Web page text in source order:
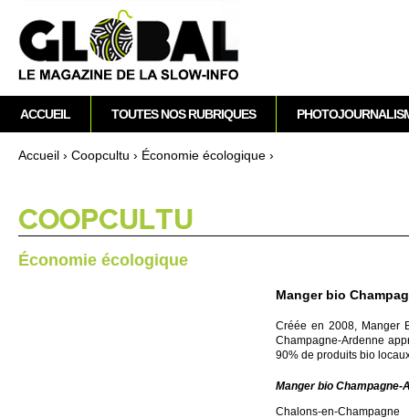
Accueil › Co­opcultu › Écono­mie éco­logique ›
CO­OPCULTU
Écono­mie éco­logique
Manger bio
Créée en 2008, Manger
Champagne-Ardenne
90% de produits bio
Manger bio Champagne-
Chalons-en-Champagne
M
e
n
r
i
n
ACCUEIL TOUTES NOS RUBRIQUES